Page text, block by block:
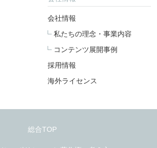
会社情報
私たちの理念・事業内容
コンテンツ展開事例
採用情報
海外ライセンス
総合TOP